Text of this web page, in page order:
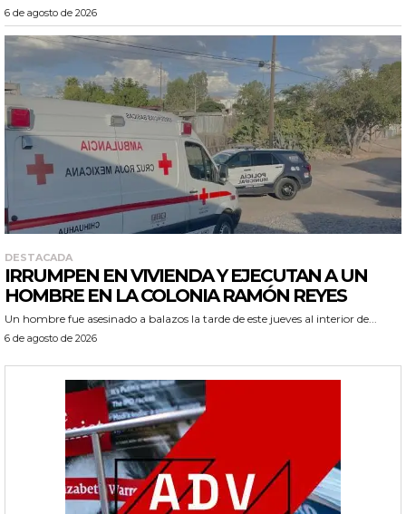
6 de agosto de 2026
DESTACADA
IRRUMPEN EN VIVIENDA Y EJECUTAN A UN
HOMBRE EN LA COLONIA RAMÓN REYES
Un hombre fue asesinado a balazos la tarde de este jueves al interior de...
6 de agosto de 2026